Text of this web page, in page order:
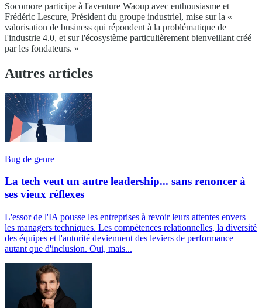
Socomore participe à l'aventure Waoup avec enthousiasme et
Frédéric Lescure, Président du groupe industriel, mise sur la «
valorisation de business qui répondent à la problématique de
l'industrie 4.0, et sur l'écosystème particulièrement bienveillant créé
par les fondateurs. »
Autres articles
Bug de genre
La tech veut un autre leadership... sans renoncer à
ses vieux réflexes
L'essor de l'IA pousse les entreprises à revoir leurs attentes envers
les managers techniques. Les compétences relationnelles, la diversité
des équipes et l'autorité deviennent des leviers de performance
autant que d'inclusion. Oui, mais...